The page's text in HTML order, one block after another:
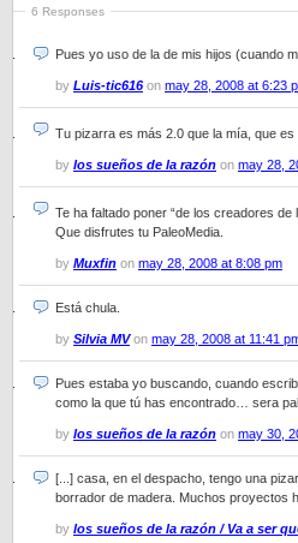
6 Responses
Pues yo uso de la de mis hijos (cuando
by Luis-tic616 on may 28, 2008 at 6:23
Tu pizarra es más 2.0 que la mía, que es
by los sueños de la razón on may 28,
Te ha faltado poner “de los creadores de
Que disfrutes tu PaleoMedia.
by Muxfin on may 28, 2008 at 8:08 pm
Está chula.
by Silvia MVon may 28, 2008 at 11:41
Pues estaba yo buscando, cuando
como la que tú has encontrado… sera
by los sueños de la razón on may 30,
[...] casa, en el despacho, tengo una
borrador de madera. Muchos proyectos
by los sueños de la razón / Va a ser